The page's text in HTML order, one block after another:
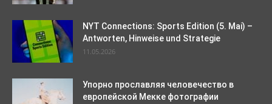
NYT Connections: Sports Edition (5. Mai) –
Antworten, Hinweise und Strategie
11.05.2026
Упорно прославляя человечество в
европейской Мекке фотографии